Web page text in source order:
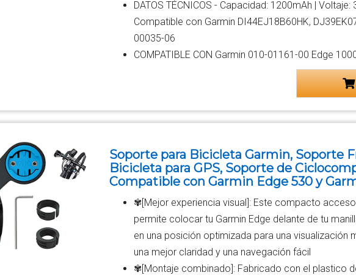
DATOS TÉCNICOS - Capacidad: 1200mAh |
Compatible con Garmin DI44EJ18B60HK,
00035-06
COMPATIBLE CON Garmin 010-01161-00 Edge
Soporte para Bicicleta Garmin, Soporte
Bicicleta para GPS, Soporte de
Compatible con Garmin Edge 530 y
✾[Mejor experiencia visual]: Este compacto
permite colocar tu Garmin Edge delante de tu
en una posición optimizada para una visualización
una mejor claridad y una navegación fácil
✾[Montaje combinado]: Fabricado con el plastico